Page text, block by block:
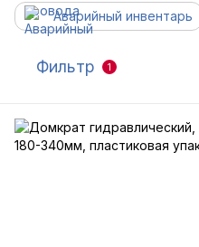
Аварийный инвентарь
Фильтр 1